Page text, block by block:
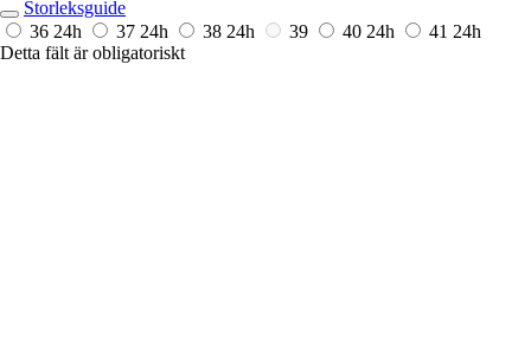
Storleksguide
36 24h 37 24h 38 24h 39 40 24h 41 24h
Detta fält är obligatoriskt